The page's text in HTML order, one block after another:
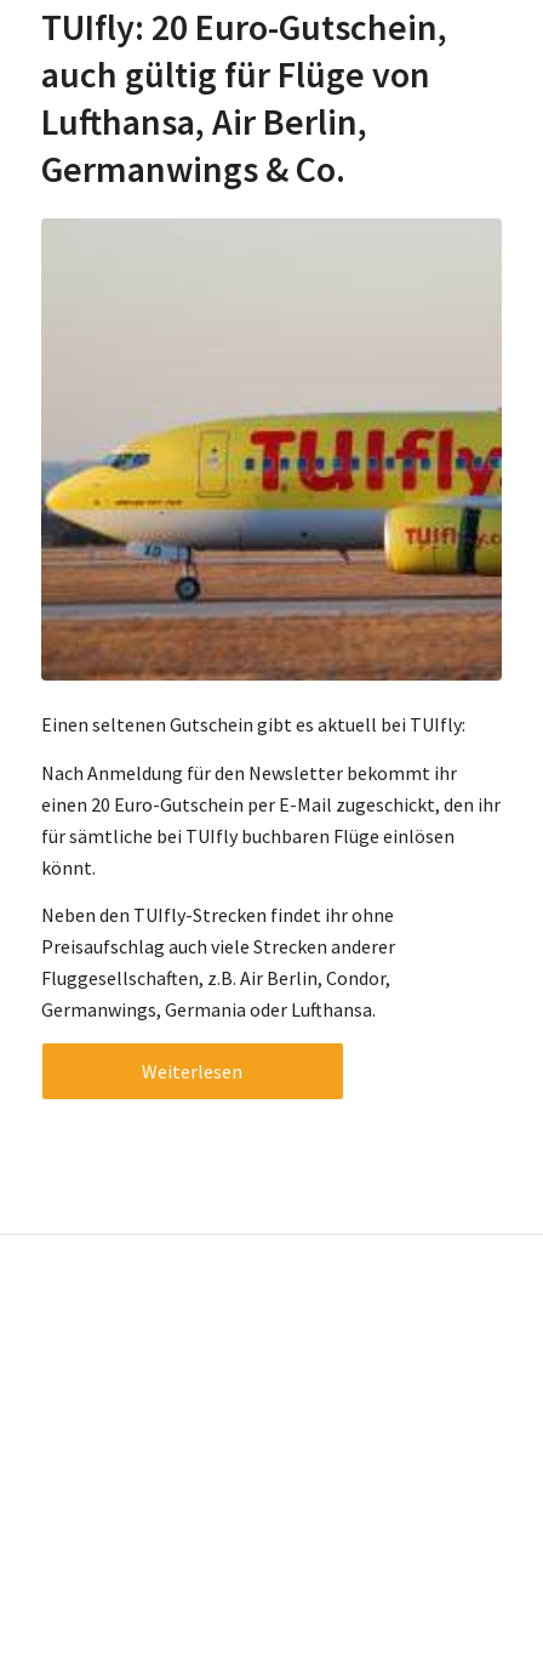
TUIfly: 20 Euro-Gutschein,
auch gültig für Flüge von
Lufthansa, Air Berlin,
Germanwings & Co.
Einen seltenen Gutschein gibt es aktuell bei TUIfly:
Nach Anmeldung für den Newsletter bekommt ihr
einen 20 Euro-Gutschein per E-Mail zugeschickt, den ihr
für sämtliche bei TUIfly buchbaren Flüge einlösen
könnt.
Neben den TUIfly-Strecken findet ihr ohne
Preisaufschlag auch viele Strecken anderer
Fluggesellschaften, z.B. Air Berlin, Condor,
Germanwings, Germania oder Lufthansa.
Weiterlesen